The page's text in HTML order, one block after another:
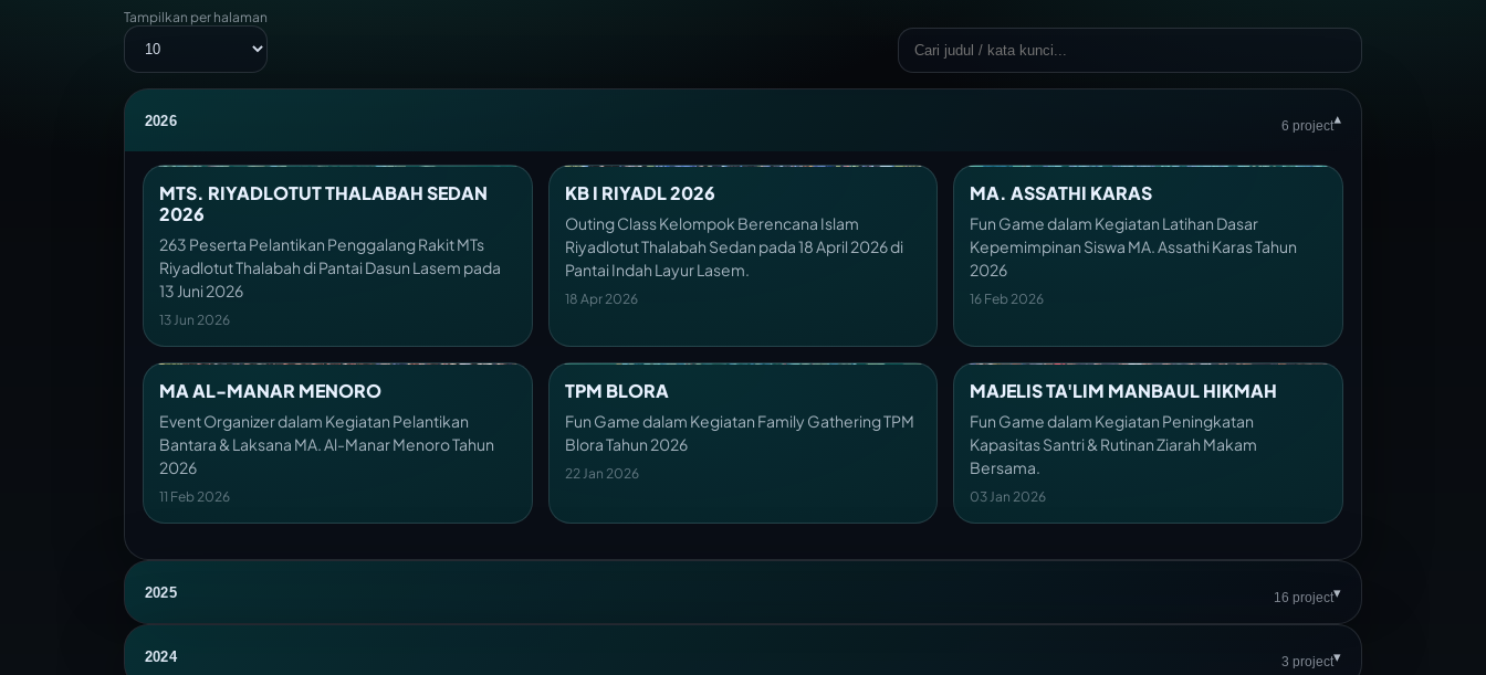
Tampilkan per halaman
2026 6 project▾
MTS. RIYADLOTUT THALABAH SEDAN
2026
263 Peserta Pelantikan Penggalang Rakit MTs
Riyadlotut Thalabah di Pantai Dasun Lasem pada
13 Juni 2026
13 Jun 2026
KB I RIYADL 2026
Outing Class Kelompok Berencana Islam
Riyadlotut Thalabah Sedan pada 18 April 2026 di
Pantai Indah Layur Lasem.
18 Apr 2026
MA. ASSATHI KARAS
Fun Game dalam Kegiatan Latihan Dasar
Kepemimpinan Siswa MA. Assathi Karas Tahun
2026
16 Feb 2026
MA AL-MANAR MENORO
Event Organizer dalam Kegiatan Pelantikan
Bantara & Laksana MA. Al-Manar Menoro Tahun
2026
11 Feb 2026
TPM BLORA
Fun Game dalam Kegiatan Family Gathering TPM
Blora Tahun 2026
22 Jan 2026
MAJELIS TA'LIM MANBAUL HIKMAH
Fun Game dalam Kegiatan Peningkatan
Kapasitas Santri & Rutinan Ziarah Makam
Bersama.
03 Jan 2026
2025 16 project▾
2024 3 project▾